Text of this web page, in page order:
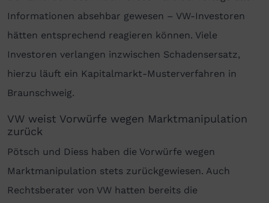
Informationen absehbar gewesen – VW-Investoren
hätten entsprechend reagieren können. Viele
Investoren verlangen inzwischen Schadensersatz,
hierzu läuft ein Kapitalmarkt-Musterverfahren in
Braunschweig.
VW weist Vorwürfe wegen Marktmanipulation
zurück
Pötsch und Diess haben die Vorwürfe wegen
Marktmanipulation stets zurückgewiesen. Auch
Rechtsberater von VW hatten bereits die